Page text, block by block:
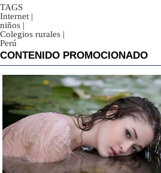
TAGS
Internet |
niños |
Colegios rurales |
Perú